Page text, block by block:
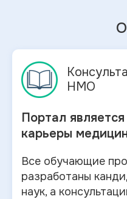
НМО
Портал
карьеры
Все обучающие
разработаны
наук, а